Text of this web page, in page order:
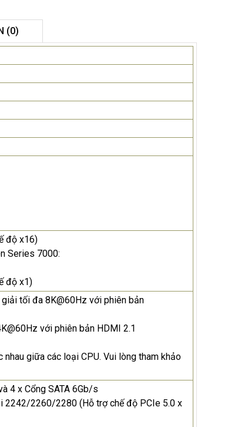
(0)
độ x16)
Series 7000:
độ x1)
tối đa 8K@60Hz với phiên bản
với phiên bản HDMI 2.1
giữa các loại CPU. Vui lòng tham khảo
4 x Cổng SATA 6Gb/s
2242/2260/2280 (Hỗ trợ chế độ PCIe 5.0 x